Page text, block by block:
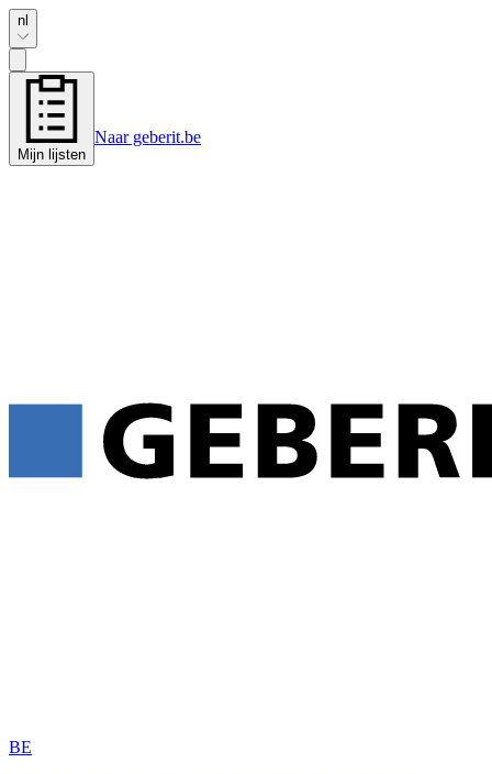
nl
Mijn lijsten
Naar geberit.be
BE